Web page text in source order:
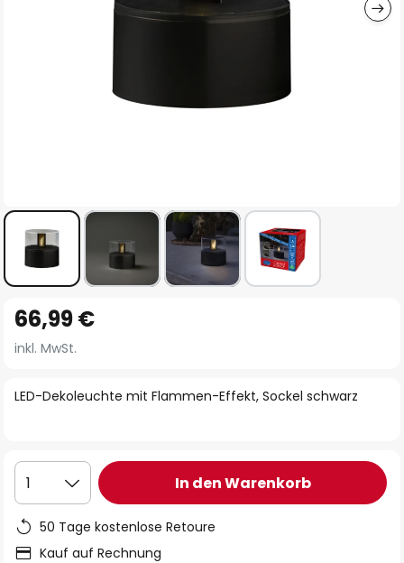
Anfang
der
springen
LED-Dekoleuchte mit Flammen-Effekt, Sockel schwarz
66,99 €
inkl. MwSt.
1 In den Warenkorb
50 Tage kostenlose Retoure
Kauf auf Rechnung